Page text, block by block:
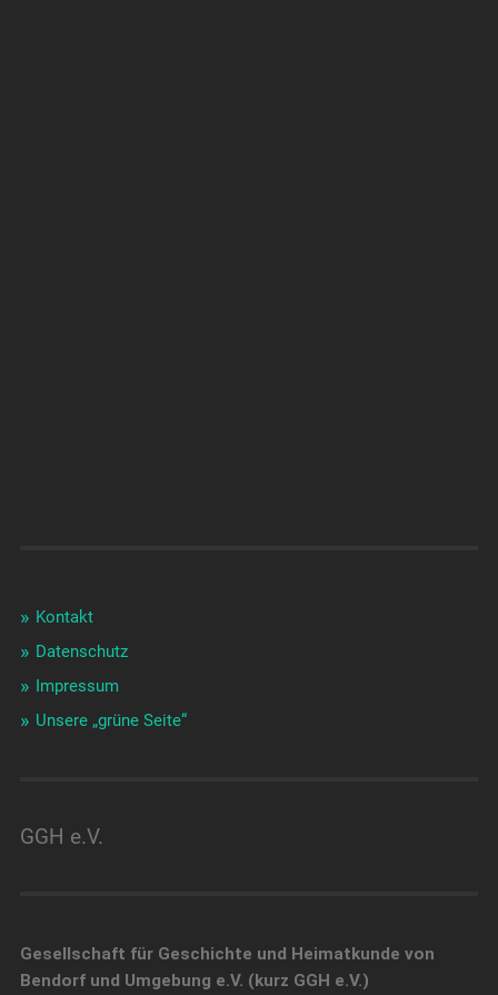
Kontakt
Datenschutz
Impressum
Unsere „grüne Seite“
GGH e.V.
Gesellschaft für Geschichte und Heimatkunde von
Bendorf und Umgebung e.V. (kurz GGH e.V.)